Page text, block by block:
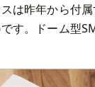
は昨年から付
す。ドーム型